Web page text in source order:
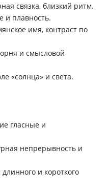
связка, близкий ритм.
и плавность.
имя, контраст по
и смысловой
«солнца» и света.
гласные и
непрерывность и
и короткого